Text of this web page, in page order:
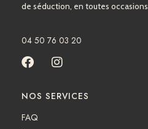
de séduction, en toutes occasions
04 50 76 03 20
F
c
e
b
I
s
t
NOS SERVICES
FAQ